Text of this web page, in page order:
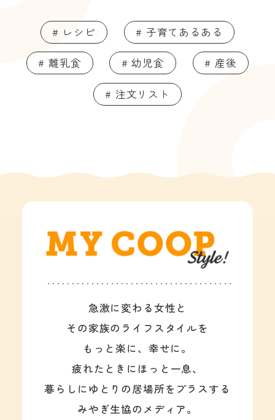
# レシピ # 子育てあるある
# 離乳食 # 幼児食 # 産後
# 注文リスト
急激に変わる女性と
その家族のライフスタイルを
もっと楽に、幸せに。
疲れたときにほっと一息、
暮らしにゆとりの居場所をプラスする
みやぎ生協のメディア。